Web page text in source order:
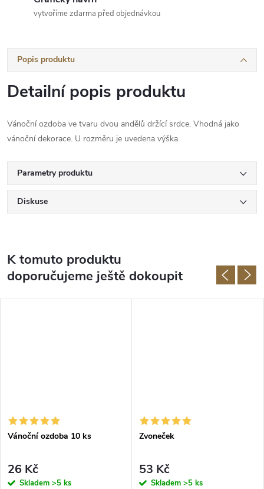
vytvoříme zdarma před objednávkou
Popis produktu
Detailní popis produktu
Vánoční ozdoba ve tvaru dvou andělů držící srdce. Vhodná jako
vánoční dekorace. U rozměru je uvedena výška.
Parametry produktu
Diskuse
K tomuto produktu
doporučujeme ještě dokoupit
Vánoční ozdoba 10 ks
26 Kč
Skladem >5 ks
Zvoneček
53 Kč
Skladem >5 ks